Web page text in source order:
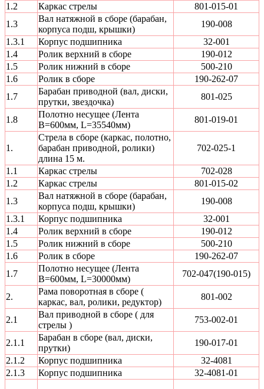
1.2
Каркас стрелы
801-015-01
1.3
Вал натяжной в сборе (барабан,
корпуса подш, крышки)
190-008
1.3.1
Корпус подшипника
32-001
1.4
Ролик верхний в сборе
190-012
1.5
Ролик нижний в сборе
500-210
1.6
Ролик в сборе
190-262-07
1.7
Барабан приводной (вал, диски,
прутки, звездочка)
801-025
1.8
Полотно несущее (Лента
В=600мм, L=35540мм)
801-019-01
1.
Стрела в сборе (каркас, полотно,
барабан приводной, ролики)
длина 15 м.
702-025-1
1.1 Каркас стрелы
702-028
1.2
Каркас стрелы
801-015-02
1.3
Вал натяжной в сборе (барабан,
корпуса подш, крышки)
190-008
1.3.1
Корпус подшипника
32-001
1.4
Ролик верхний в сборе
190-012
1.5
Ролик нижний в сборе
500-210
1.6
Ролик в сборе
190-262-07
1.7
Полотно несущее (Лента
В=600мм, L=30000мм)
702-047(190-015)
2.
Рама поворотная в сборе (
каркас, вал, ролики, редуктор)
801-002
2.1
Вал приводной в сборе ( для
стрелы )
753-002-01
2.1.1
Барабан в сборе (вал, диски,
прутки)
190-017-01
2.1.2
Корпус подшипника
32-4081
2.1.3
Корпус подшипника 32-4081-01